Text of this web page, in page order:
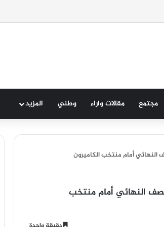
مجتمع مقالات واراء وطني المزيد
بصعوبة للنصف النهائي أمام منتخب